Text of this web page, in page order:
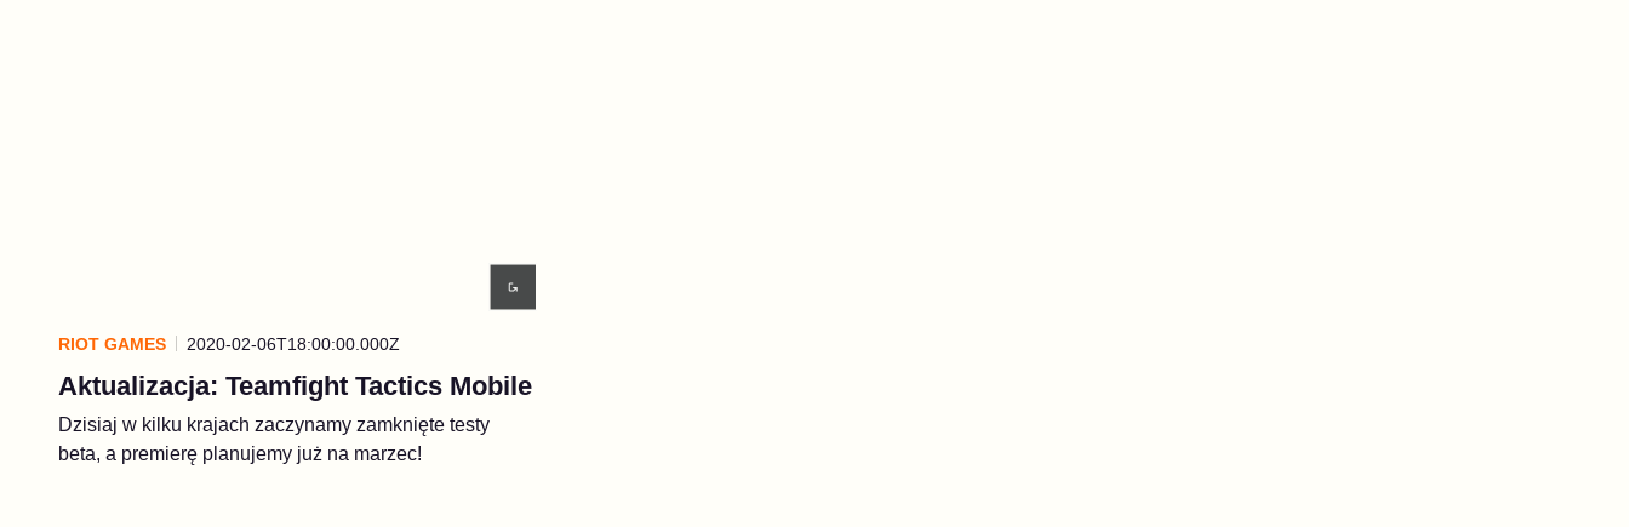
RIOT GAMES 2020-02-06T18:00:00.000Z
Aktualizacja: Teamfight Tactics Mobile
Dzisiaj w kilku krajach zaczynamy zamknięte testy
beta, a premierę planujemy już na marzec!